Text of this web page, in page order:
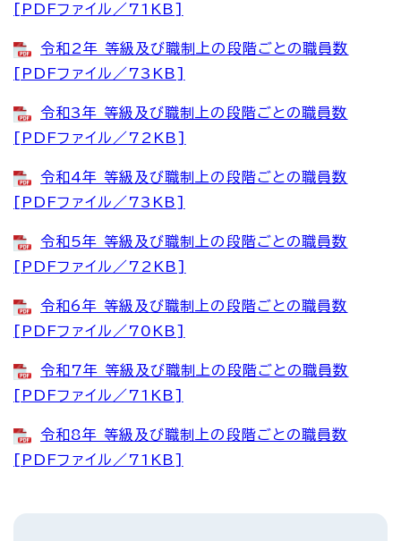
[PDFファイル／71KB]
令和2年 等級及び職制上の段階ごとの職員数
[PDFファイル／73KB]
令和3年 等級及び職制上の段階ごとの職員数
[PDFファイル／72KB]
令和4年 等級及び職制上の段階ごとの職員数
[PDFファイル／73KB]
令和5年 等級及び職制上の段階ごとの職員数
[PDFファイル／72KB]
令和6年 等級及び職制上の段階ごとの職員数
[PDFファイル／70KB]
令和7年 等級及び職制上の段階ごとの職員数
[PDFファイル／71KB]
令和8年 等級及び職制上の段階ごとの職員数
[PDFファイル／71KB]